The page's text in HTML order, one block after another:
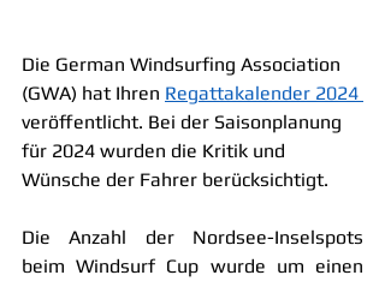
Die German Windsurfing Association
(GWA) hat Ihren Regattakalender 2024
veröffentlicht. Bei der Saisonplanung
für 2024 wurden die Kritik und
Wünsche der Fahrer berücksichtigt.
Die Anzahl der Nordsee-Inselspots
beim Windsurf Cup wurde um einen